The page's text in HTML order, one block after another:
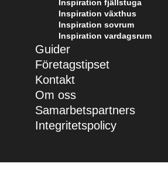
Inspiration fjällstuga
Inspiration växthus
Inspiration sovrum
Inspiration vardagsrum
Guider
Företagstipset
Kontakt
Om oss
Samarbetspartners
Integritetspolicy